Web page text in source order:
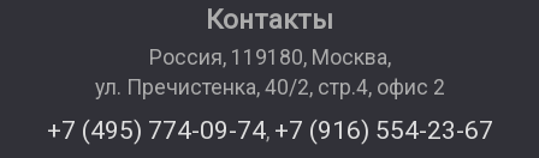
Контакты
Россия, 119180, Москва,
ул. Пречистенка, 40/2, стр.4, офис 2
+7 (495) 774-09-74, +7 (916) 554-23-67